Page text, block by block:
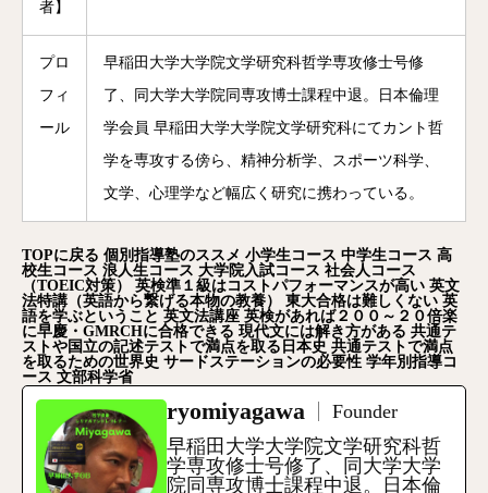
者】
プロ
フィ
ール
早稲田大学大学院文学研究科哲学専攻修士号修
了、同大学大学院同専攻博士課程中退。日本倫理
学会員 早稲田大学大学院文学研究科にてカント哲
学を専攻する傍ら、精神分析学、スポーツ科学、
文学、心理学など幅広く研究に携わっている。
TOPに戻る 個別指導塾のススメ 小学生コース 中学生コース 高
校生コース 浪人生コース 大学院入試コース 社会人コース
（TOEIC対策） 英検準１級はコストパフォーマンスが高い 英文
法特講（英語から繋げる本物の教養）
東大合格は難しくない 英
語を学ぶということ 英文法講座 英検があれば２００～２０倍楽
に早慶・GMRCHに合格できる 現代文には解き方がある 共通テ
ストや国立の記述テストで満点を取る日本史 共通テストで満点
を取るための世界史 サードステーションの必要性 学年別指導コ
ース 文部科学省
ryomiyagawa
Founder
早稲田大学大学院文学研究科哲
学専攻修士号修了、同大学大学
院同専攻博士課程中退。日本倫